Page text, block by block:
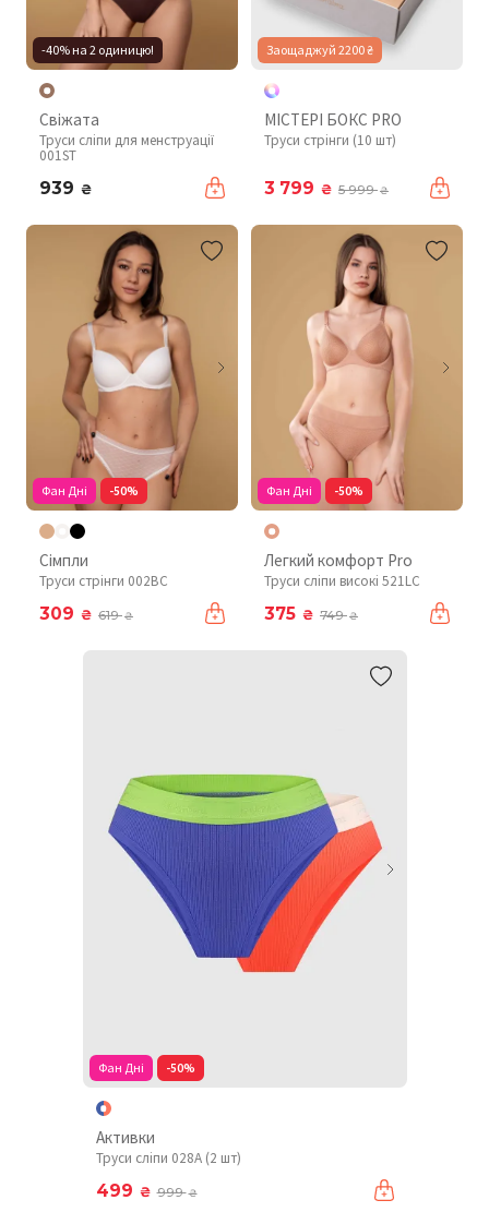
-40% на 2 одиницю!
Свіжата
Труси сліпи для менструації
001ST
939 ₴
Заощаджуй 2200 ₴
МІСТЕРІ БОКС PRO
Труси стрінги (10 шт)
3 799 ₴ 5 999₴
Фан Дні -50%
Сімпли
Труси стрінги 002BC
309 ₴ 619₴
Фан Дні -50%
Легкий комфорт Pro
Труси сліпи високі 521LC
375 ₴ 749₴
Фан Дні -50%
Активки
Труси сліпи 028A (2 шт)
499 ₴ 999₴